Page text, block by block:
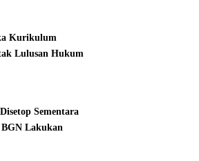
Kurikulum
Lulusan Hukum
Sementara
Lakukan